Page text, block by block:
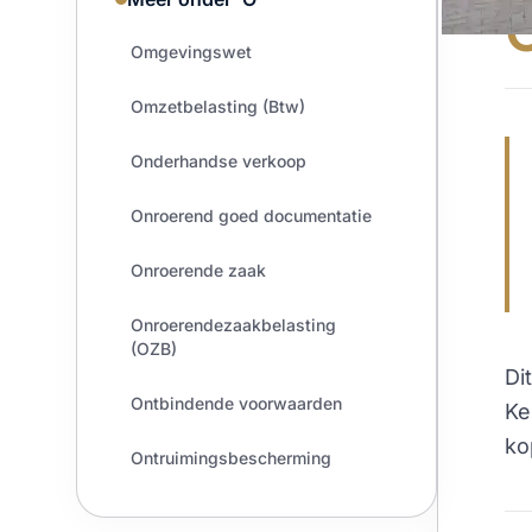
Omgevingswet
Omzetbelasting (Btw)
Onderhandse verkoop
Onroerend goed documentatie
Onroerende zaak
Onroerendezaakbelasting
(OZB)
Ontbindende voorwaarden
Ontruimingsbescherming